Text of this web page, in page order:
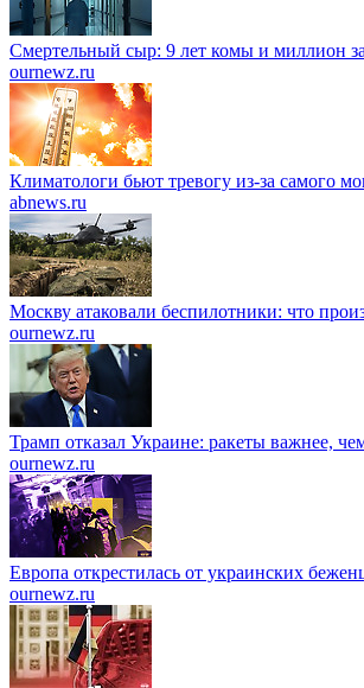
Смертельный сыр: 9 лет комы и миллион
ournewz.ru
Климатологи бьют тревогу из-за самого
abnews.ru
Москву атаковали беспилотники: что
ournewz.ru
Трамп отказал Украине: ракеты важнее,
ournewz.ru
Европа открестилась от украинских
ournewz.ru